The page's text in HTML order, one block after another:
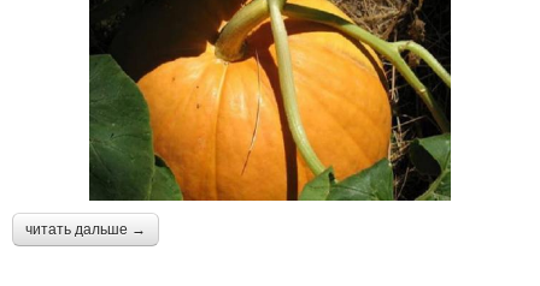
читать дальше →